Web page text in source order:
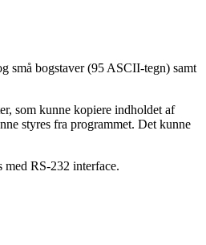
små bogstaver (95 ASCII-tegn) samt
som kunne kopiere indholdet af
styres fra programmet. Det kunne
med RS-232 interface.